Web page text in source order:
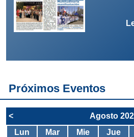
Próximos Eventos
< Agosto
Lun
Mar Mie Jue